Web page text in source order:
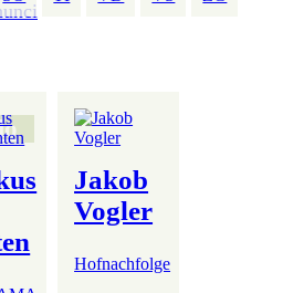
Jakob
Vogler
Hofnachfolge